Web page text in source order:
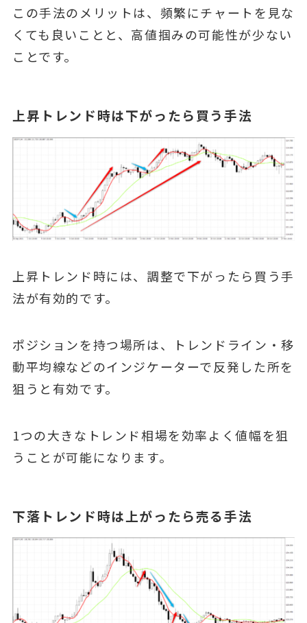
この手法のメリットは、頻繁にチャートを見な
くても良いことと、高値掴みの可能性が少ない
ことです。
上昇トレンド時は下がったら買う手法
上昇トレンド時には、調整で下がったら買う手
法が有効的です。
ポジションを持つ場所は、トレンドライン・移
動平均線などのインジケーターで反発した所を
狙うと有効です。
1つの大きなトレンド相場を効率よく値幅を狙
うことが可能になります。
下落トレンド時は上がったら売る手法